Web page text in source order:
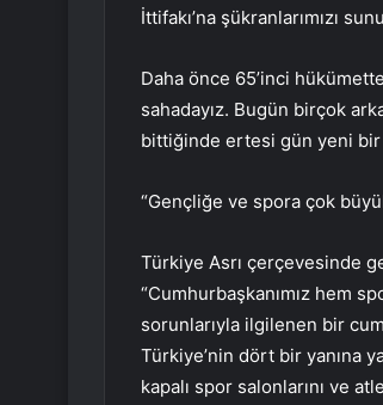
İttifakı’na şükranlarımızı
Daha önce 65’inci
sahadayız. Bugün birçok
bittiğinde ertesi gün yeni bir
“Gençliğe ve spora çok
Türkiye Asrı çerçevesinde
“Cumhurbaşkanımız hem
sorunlarıyla ilgilenen bir
Türkiye’nin dört bir yanına
kapalı spor salonlarını ve